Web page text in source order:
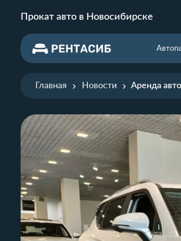
Прокат авто в Новосибирске
Главная Новости Аренда